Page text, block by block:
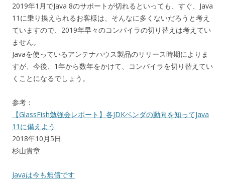
2019年1月でJava 8のサポートが切れるといっても、すぐ、Java
11に乗り換えられるお客様は、そんなに多くないだろうと考え
ていますので、2019年早々のコンパイラの切り替えは考えてい
ません。
Javaを使っているアンテナハウス製品のリリース時期によりま
すが、今後、1年から数年をかけて、コンパイラを切り替えてい
くことになるでしょう。
参考：
【GlassFish勉強会レポート】各JDKベンダの動向を知ってJava
11に備えよう
2018年10月5日
杉山貴章
Javaは今も無償です